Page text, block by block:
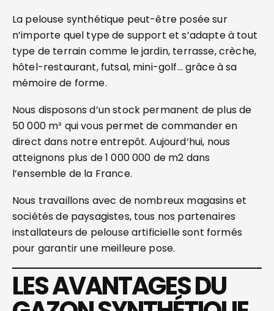
La pelouse synthétique peut-être posée sur
n’importe quel type de support et s’adapte à tout
type de terrain comme le jardin, terrasse, crèche,
hôtel-restaurant, futsal, mini-golf… grâce à sa
mémoire de forme.
Nous disposons d’un stock permanent de plus de
50 000 m² qui vous permet de commander en
direct dans notre entrepôt. Aujourd’hui, nous
atteignons plus de 1 000 000 de m2 dans
l’ensemble de la France.
Nous travaillons avec de nombreux magasins et
sociétés de paysagistes, tous nos partenaires
installateurs de pelouse artificielle sont formés
pour garantir une meilleure pose.
LES AVANTAGES DU